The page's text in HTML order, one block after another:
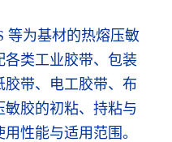
等为基材的热熔压敏
类工业胶带、包装
带、电工胶带、布
胶的初粘、持粘与
性能与适用范围。